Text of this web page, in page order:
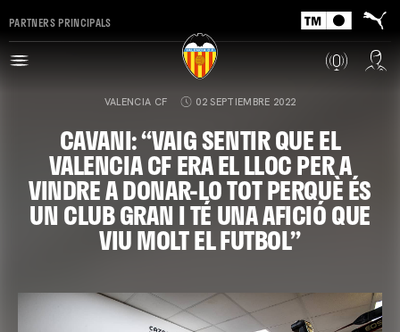
PARTNERS PRINCIPALS
VALENCIA CF 02 SEPTIEMBRE 2022
CAVANI: “VAIG SENTIR QUE EL
VALENCIA CF ERA EL LLOC PER A
VINDRE A DONAR-LO TOT PERQUÈ ÉS
UN CLUB GRAN I TÉ UNA AFICIÓ QUE
VIU MOLT EL FUTBOL”